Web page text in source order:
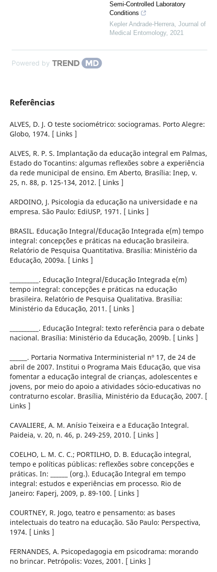
Semi-Controlled Laboratory
Conditions
Kepler Andrade-Herrera, Journal of
Medical Entomology, 2021
Powered by
Referências
ALVES, D. J. O teste sociométrico: sociogramas. Porto Alegre:
Globo, 1974. [ Links ]
ALVES, R. P. S. Implantação da educação integral em Palmas,
Estado do Tocantins: algumas reflexões sobre a experiência
da rede municipal de ensino. Em Aberto, Brasília: Inep, v.
25, n. 88, p. 125-134, 2012. [ Links ]
ARDOINO, J. Psicologia da educação na universidade e na
empresa. São Paulo: EdiUSP, 1971. [ Links ]
BRASIL. Educação Integral/Educação Integrada e(m) tempo
integral: concepções e práticas na educação brasileira.
Relatório de Pesquisa Quantitativa. Brasília: Ministério da
Educação, 2009a. [ Links ]
__________. Educação Integral/Educação Integrada e(m)
tempo integral: concepções e práticas na educação
brasileira. Relatório de Pesquisa Qualitativa. Brasília:
Ministério da Educação, 2011. [ Links ]
__________. Educação Integral: texto referência para o debate
nacional. Brasília: Ministério da Educação, 2009b. [ Links ]
______. Portaria Normativa Interministerial nº 17, de 24 de
abril de 2007. Institui o Programa Mais Educação, que visa
fomentar a educação integral de crianças, adolescentes e
jovens, por meio do apoio a atividades sócio-educativas no
contraturno escolar. Brasília, Ministério da Educação, 2007. [
Links ]
CAVALIERE, A. M. Anísio Teixeira e a Educação Integral.
Paideia, v. 20, n. 46, p. 249-259, 2010. [ Links ]
COELHO, L. M. C. C.; PORTILHO, D. B. Educação integral,
tempo e políticas públicas: reflexões sobre concepções e
práticas. In: ______ (org.). Educação Integral em tempo
integral: estudos e experiências em processo. Rio de
Janeiro: Faperj, 2009, p. 89-100. [ Links ]
COURTNEY, R. Jogo, teatro e pensamento: as bases
intelectuais do teatro na educação. São Paulo: Perspectiva,
1974. [ Links ]
FERNANDES, A. Psicopedagogia em psicodrama: morando
no brincar. Petrópolis: Vozes, 2001. [ Links ]